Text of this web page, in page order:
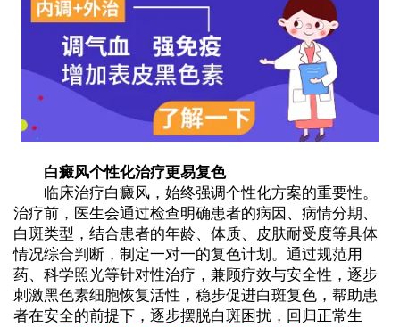
白癜风个性化治疗更易复色
临床治疗白癜风，始终强调个性化方案的重要性。
治疗前，医生会通过检查明确患者的病因、病情分期、
白斑类型，结合患者的年龄、体质、皮肤耐受度等具体
情况综合判断，制定一对一的复色计划。通过规范用
药、科学照光等针对性治疗，兼顾疗效与安全性，逐步
刺激黑色素细胞恢复活性，稳步促进白斑复色，帮助患
者在安全的前提下，逐步摆脱白斑困扰，回归正常生